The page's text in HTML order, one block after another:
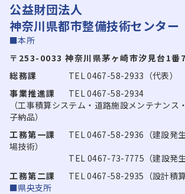
公益財団法人
神奈川県都市整備技術センター
■本所
〒253-0033 神奈川県茅ヶ崎市汐見台1番
総務課
TEL 0467-58-2933（代表）
事業推進課
TEL 0467-58-2934
（工事積算システム・道路施設メンテナンス
子納品）
工務第一課
TEL 0467-58-2936（建設発
場技術）
TEL 0467-73-7775（建設発生土
工務第二課
TEL 0467-58-2935（設計積算
■県央支所